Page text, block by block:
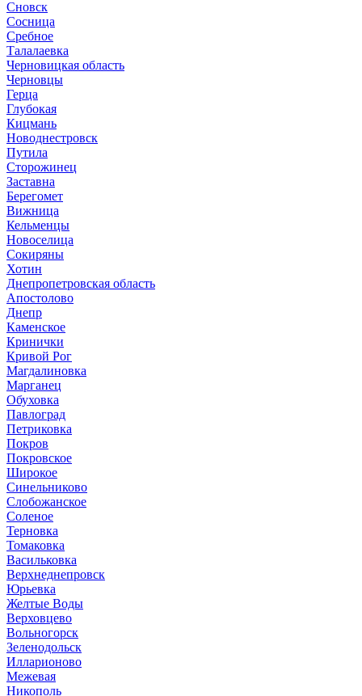
Сновск
Сосница
Сребное
Талалаевка
Черновицкая область
Черновцы
Герца
Глубокая
Кицмань
Новоднестровск
Путила
Сторожинец
Заставна
Берегомет
Вижница
Кельменцы
Новоселица
Сокиряны
Хотин
Днепропетровская область
Апостолово
Днепр
Каменское
Кринички
Кривой Рог
Магдалиновка
Марганец
Обуховка
Павлоград
Петриковка
Покров
Покровское
Широкое
Синельниково
Слобожанское
Соленое
Терновка
Томаковка
Васильковка
Верхнеднепровск
Юрьевка
Желтые Воды
Верховцево
Вольногорск
Зеленодольск
Илларионово
Межевая
Никополь